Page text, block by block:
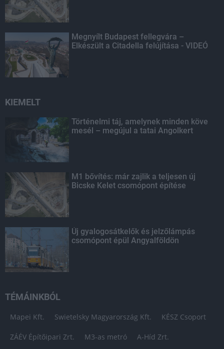
Megnyílt Budapest fellegvára –
Elkészült a Citadella felújítása - VIDEÓ
KIEMELT
Történelmi táj, amelynek minden köve
mesél – megújul a tatai Angolkert
M1 bővítés: már zajlik a teljesen új
Bicske Kelet csomópont építése
Új gyalogosátkelők és jelzőlámpás
csomópont épül Angyalföldön
TÉMÁINKBÓL
Mapei Kft. Swietelsky Magyarország Kft. KÉSZ Csoport
ZÁÉV Építőipari Zrt. M3-as metró A-Híd Zrt.